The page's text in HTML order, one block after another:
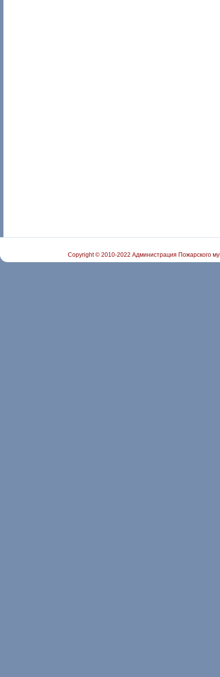
Copyright © 2010-2022 Администрация Пожарского